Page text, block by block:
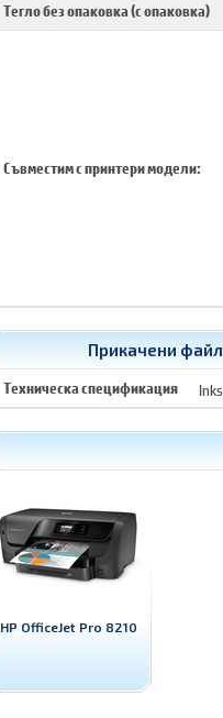
Тегло без опаковка (с опаковка)
Съвместим с принтери модели:
Прикачени
Техническа спецификация
HP OfficeJet Pro 8210